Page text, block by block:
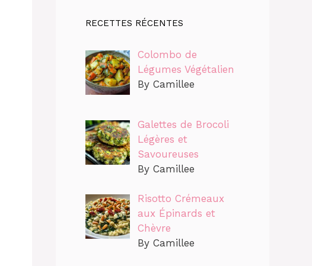
RECETTES RÉCENTES
Colombo de
Légumes Végétalien
By Camillee
Galettes de Brocoli
Légères et
Savoureuses
By Camillee
Risotto Crémeaux
aux Épinards et
Chèvre
By Camillee